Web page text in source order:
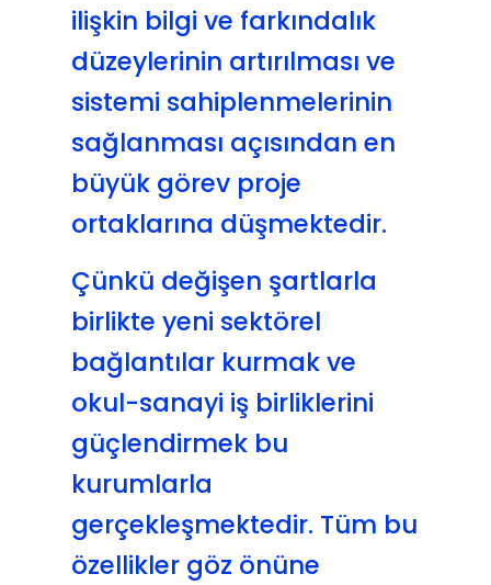
ilişkin bilgi ve farkındalık
düzeylerinin artırılması ve
sistemi sahiplenmelerinin
sağlanması açısından en
büyük görev proje
ortaklarına düşmektedir.
Çünkü değişen şartlarla
birlikte yeni sektörel
bağlantılar kurmak ve
okul-sanayi iş birliklerini
güçlendirmek bu
kurumlarla
gerçekleşmektedir. Tüm bu
özellikler göz önüne